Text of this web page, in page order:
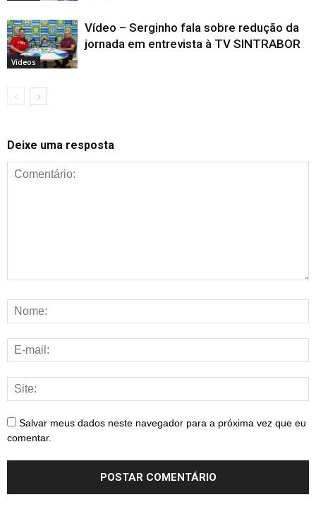
Vídeos
Vídeo – Serginho fala sobre redução da
jornada em entrevista à TV SINTRABOR
Deixe uma resposta
Salvar meus dados neste navegador para a próxima vez que eu
comentar.